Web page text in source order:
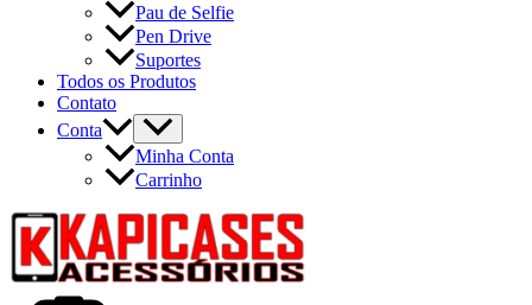
Pau de Selfie
Pen Drive
Suportes
Todos os Produtos
Contato
Conta
Minha Conta
Carrinho